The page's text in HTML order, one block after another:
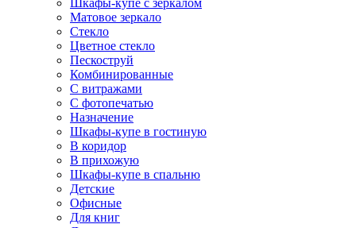
Шкафы-купе с зеркалом
Матовое зеркало
Стекло
Цветное стекло
Пескоструй
Комбинированные
С витражами
С фотопечатью
Назначение
Шкафы-купе в гостиную
В коридор
В прихожую
Шкафы-купе в спальню
Детские
Офисные
Для книг